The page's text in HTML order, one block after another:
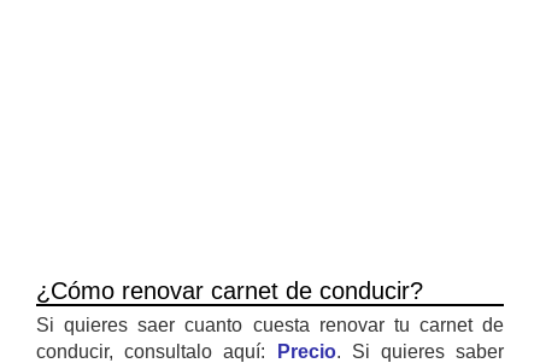
¿Cómo renovar carnet de conducir?
Si quieres saer cuanto cuesta renovar tu carnet de
conducir, consultalo aquí:
Precio. Si quieres saber